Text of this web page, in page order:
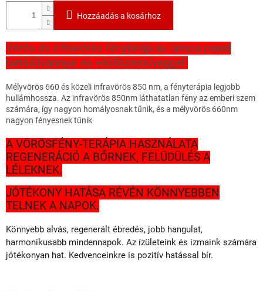
Hozzáadás a kosárhoz
Vörös és infravörös fényterápiás lámpa panel
tartóállvánnyal és védőszemüveggel
Mélyvörös 660 és közeli infravörös 850 nm, a fényterápia legjobb
hullámhossza. Az infravörös 850nm láthatatlan fény az emberi szem
számára, így nagyon homályosnak tűnik, és a mélyvörös 660nm
nagyon fényesnek tűnik
A VÖRÖSFÉNY-TERÁPIA HASZNÁLATA
REGENERÁCIÓ A BŐRNEK, FELÜDÜLÉS A
LÉLEKNEK.
JÓTÉKONY HATÁSA RÉVÉN KÖNNYEBBEN
TELNEK A NAPOK.
Könnyebb alvás, regenerált ébredés, jobb hangulat,
harmonikusabb mindennapok. Az ízületeink és izmaink számára
jótékonyan hat. Kedvenceinkre is pozitív hatással bír.